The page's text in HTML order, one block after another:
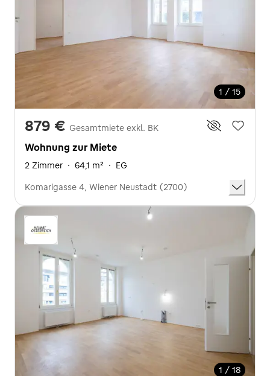
1 / 15
879 € Gesamtmiete exkl. BK
Wohnung zur Miete
2 Zimmer · 64,1 m² · EG
Komarigasse 4, Wiener Neustadt (2700)
1 / 18